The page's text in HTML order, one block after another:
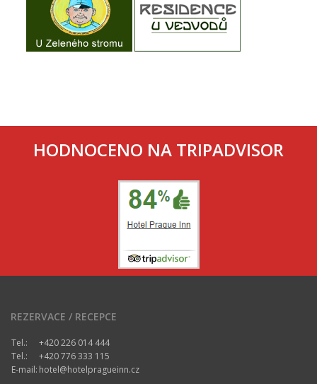
HODNOCENO NA TRIPADVISOR
REZERVACE / RECEPCE
Tel.:
+420 226 014 444
Tel.:
+420 776 333 115
E-mail: hotel@hotelpragueinn.cz